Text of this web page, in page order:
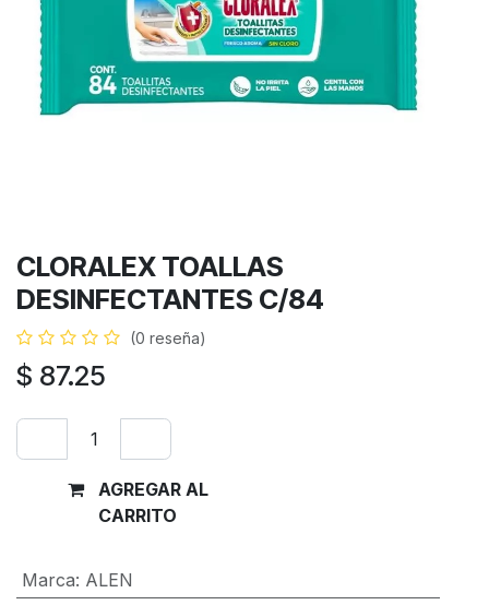
CLORALEX TOALLAS
DESINFECTANTES C/84
(0 reseña)
$ 87.25
AGREGAR AL
CARRITO
Marca: ALEN